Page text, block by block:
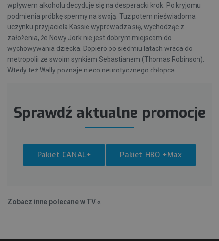
wpływem alkoholu decyduje się na desperacki krok. Po kryjomu
podmienia próbkę spermy na swoją. Tuż potem nieświadoma
uczynku przyjaciela Kassie wyprowadza się, wychodząc z
założenia, że Nowy Jork nie jest dobrym miejscem do
wychowywania dziecka. Dopiero po siedmiu latach wraca do
metropolii ze swoim synkiem Sebastianem (Thomas Robinson).
Wtedy też Wally poznaje nieco neurotycznego chłopca...
Sprawdź aktualne promocje
Pakiet CANAL+ Pakiet HBO +Max
Zobacz inne polecane w TV «